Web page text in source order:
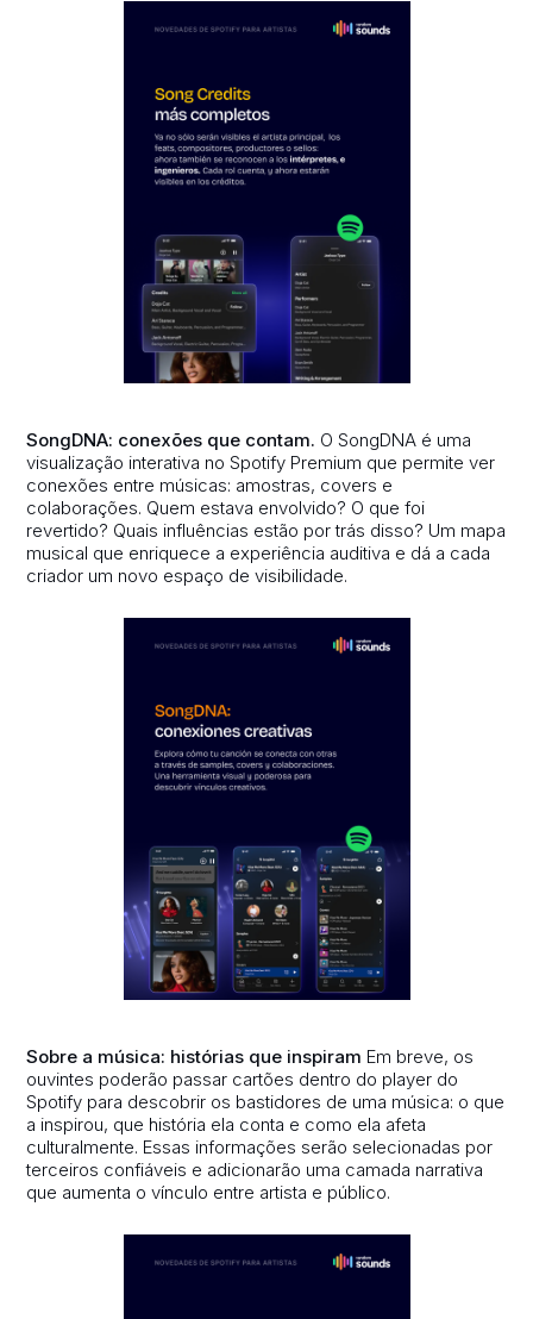
SongDNA: conexões que contam. O SongDNA é uma
visualização interativa no Spotify Premium que permite ver
conexões entre músicas: amostras, covers e
colaborações. Quem estava envolvido? O que foi
revertido? Quais influências estão por trás disso? Um mapa
musical que enriquece a experiência auditiva e dá a cada
criador um novo espaço de visibilidade.
Sobre a música: histórias que inspiram Em breve, os
ouvintes poderão passar cartões dentro do player do
Spotify para descobrir os bastidores de uma música: o que
a inspirou, que história ela conta e como ela afeta
culturalmente. Essas informações serão selecionadas por
terceiros confiáveis e adicionarão uma camada narrativa
que aumenta o vínculo entre artista e público.